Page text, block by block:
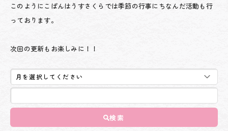
このようにこぱんはうすさくらでは季節の行事にちなんだ活動も行
っております。
次回の更新もお楽しみに！！
検索